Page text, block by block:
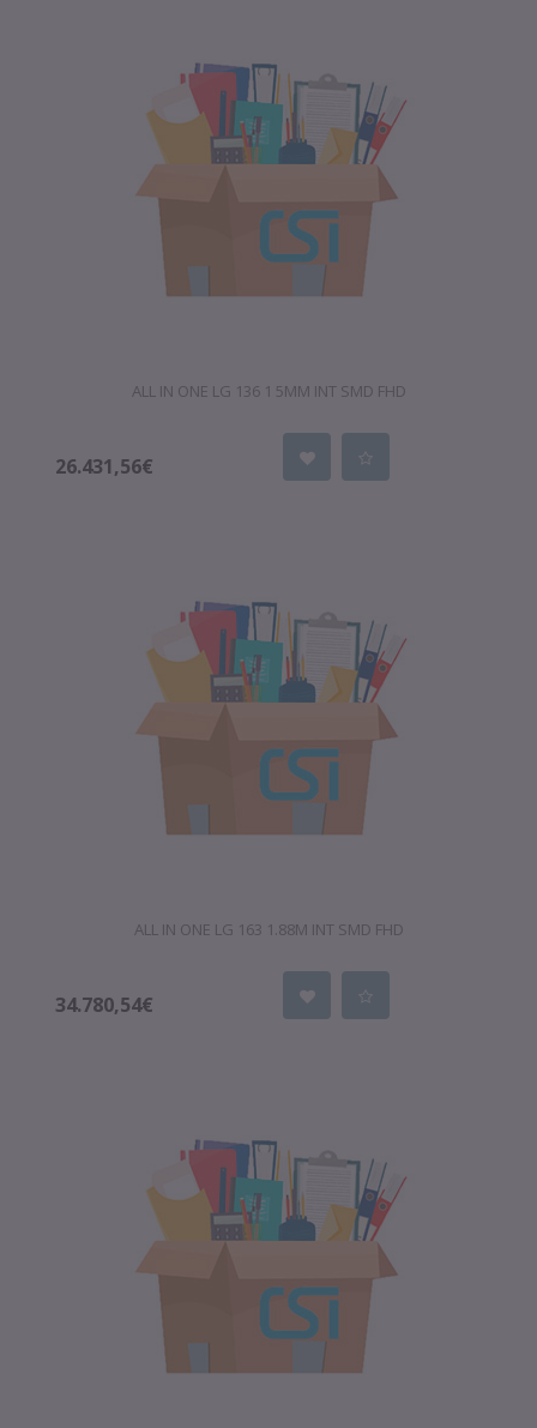
ALL IN ONE LG 136 1 5MM INT SMD FHD
26.431,56€
ALL IN ONE LG 163 1.88M INT SMD FHD
34.780,54€